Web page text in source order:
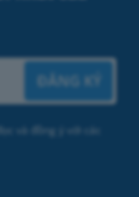
ĐĂNG KÝ
và đồng ý với các